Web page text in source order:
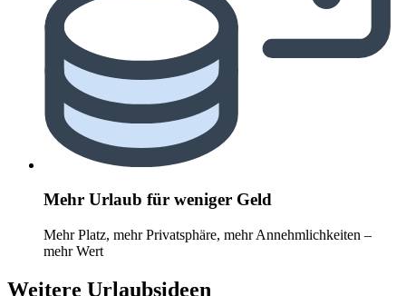
Mehr Urlaub für weniger Geld
Mehr Platz, mehr Privatsphäre, mehr Annehmlichkeiten –
mehr Wert
Weitere Urlaubsideen